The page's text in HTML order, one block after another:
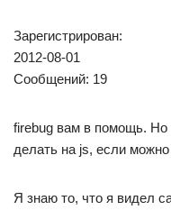
Зарегистрирован:
2012-08-01
Сообщений: 19
firebug вам в помощь. Но
делать на js, если
Я знаю то, что я видел